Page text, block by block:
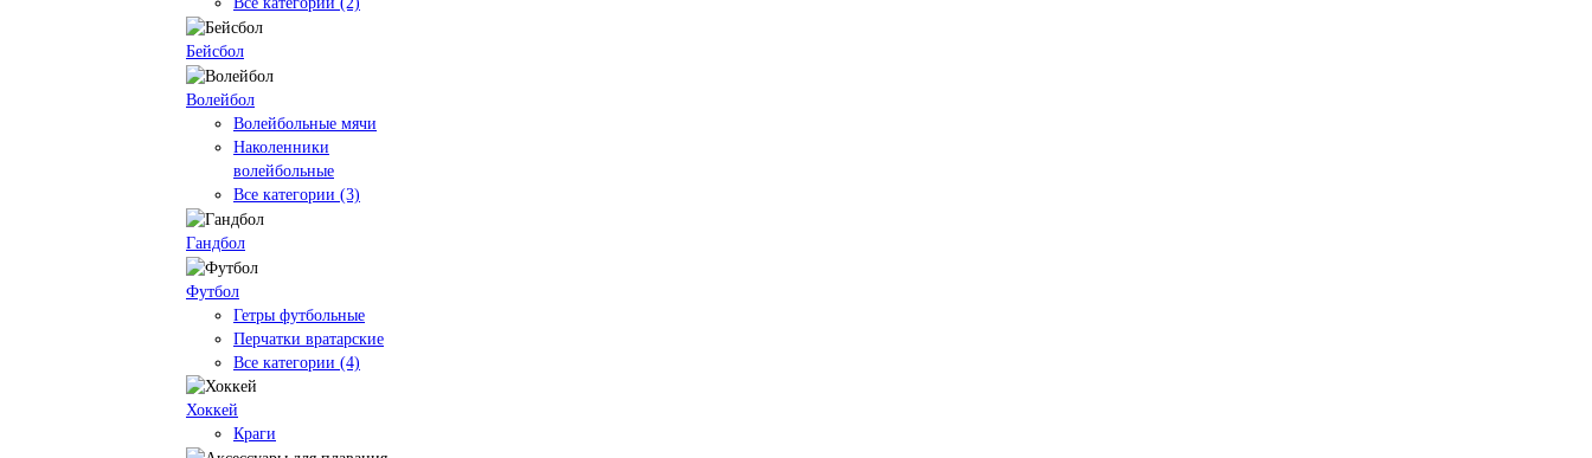
Бейсбол
Волейбол
Волейбольные мячи
Наколенники
волейбольные
Все категории (3)
Гандбол
Футбол
Гетры футбольные
Перчатки вратарские
Все категории (4)
Хоккей
Краги